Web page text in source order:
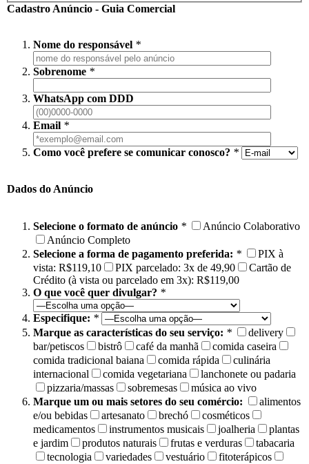
Cadastro Anúncio - Guia Comercial
Nome do responsável *
Sobrenome *
WhatsApp com DDD
Email *
Como você prefere se comunicar conosco? *
Dados do Anúncio
Selecione o formato de anúncio *
Anúncio Colaborativo
Anúncio Completo
Selecione a forma de pagamento preferida: *
PIX à
vista: R$119,10
PIX parcelado: 3x de 49,90
Cartão de
Crédito (à vista ou parcelado em 3x): R$119,00
O que você quer divulgar? *
Especifique: *
Marque as características do seu serviço: *
delivery
bar/petiscos
bistrô café da manhã
comida caseira
comida tradicional baiana
comida rápida
culinária
internacional
comida vegetariana
lanchonete ou padaria
pizzaria/massas
sobremesas
música ao vivo
Marque um ou mais setores do seu comércio:
alimentos
e/ou bebidas
artesanato brechó
cosméticos
medicamentos
instrumentos musicais joalheria
plantas
e jardim
produtos naturais frutas e verduras
tabacaria
tecnologia
variedades vestuário
fitoterápicos